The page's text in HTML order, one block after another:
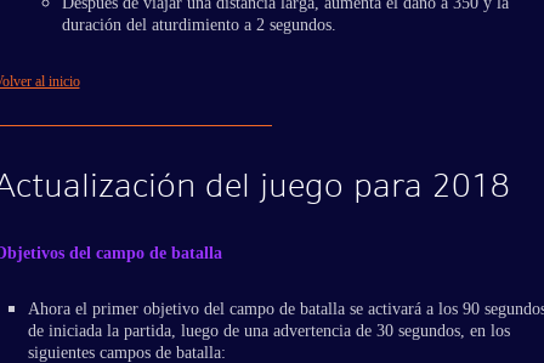
duración del aturdimiento a 2 segundos.
al inicio
del juego para 2018
del campo de batalla
Ahora el primer objetivo del campo de batalla se activará a los 90
de iniciada la partida, luego de una advertencia de 30 segundos, en los
siguientes campos de batalla: